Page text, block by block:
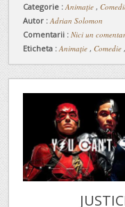
Categorie :Animaţie ,
Autor : Adrian Solomon
Comentarii : Nici un
Eticheta : Animație , Comedie ,